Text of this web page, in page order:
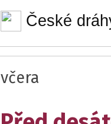
České
včera